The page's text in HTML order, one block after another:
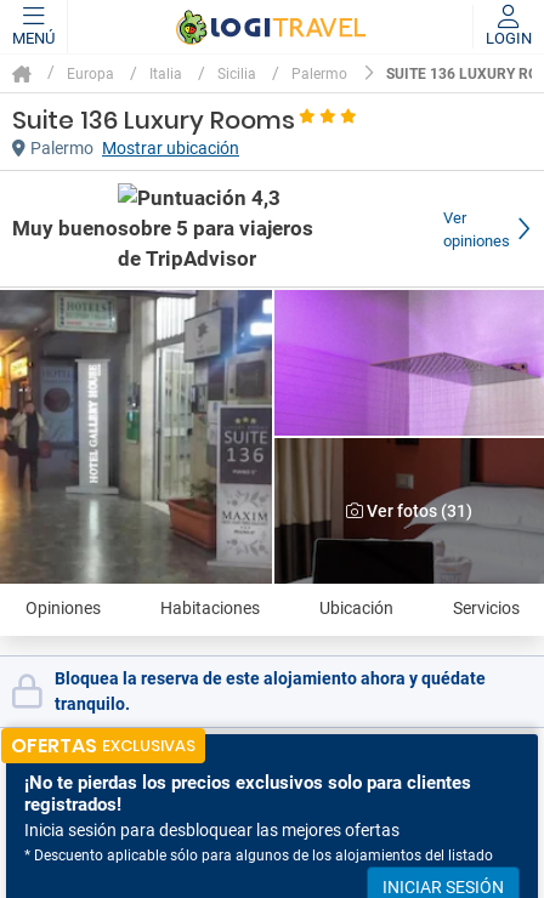
MENÚ LOGIN
Europa Italia Sicilia Palermo SUITE 136 LUXURY
Suite 136 Luxury Rooms
Palermo Mostrar ubicación
Muy bueno
Ver
opiniones
Ver fotos (31)
Opiniones Habitaciones Ubicación Servicios
Bloquea la reserva de este alojamiento ahora y quédate
tranquilo.
OFERTAS EXCLUSIVAS
¡No te pierdas los precios exclusivos solo para clientes
registrados!
Inicia sesión para desbloquear las mejores ofertas
* Descuento aplicable sólo para algunos de los alojamientos del listado
INICIAR SESIÓN